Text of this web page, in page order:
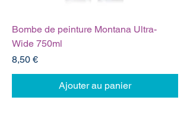
Bombe de peinture Montana Ultra-
Wide 750ml
Prix
8,50 €
Ajouter au panier